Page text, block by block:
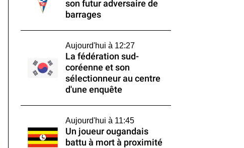
son futur adversaire de
barrages
Aujourd'hui à 12:27
La fédération sud-
coréenne et son
sélectionneur au centre
d'une enquête
Aujourd'hui à 11:45
Un joueur ougandais
battu à mort à proximité